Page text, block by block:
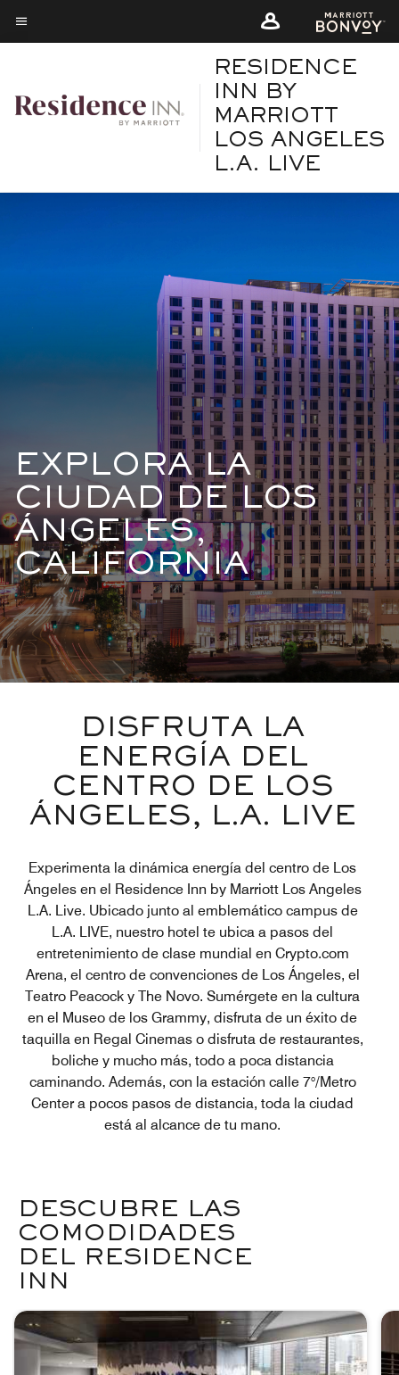
Skip
toTexto del menú
RESIDENCE
INN BY
MARRIOTT
LOS ANGELES
L.A. LIVE
EXPLORA LA
CIUDAD DE LOS
ÁNGELES,
CALIFORNIA
DISFRUTA LA
ENERGÍA DEL
CENTRO DE LOS
ÁNGELES, L.A. LIVE
Experimenta la dinámica energía del centro de Los
Ángeles en el Residence Inn by Marriott Los Angeles
L.A. Live. Ubicado junto al emblemático campus de
L.A. LIVE, nuestro hotel te ubica a pasos del
entretenimiento de clase mundial en Crypto.com
Arena, el centro de convenciones de Los Ángeles, el
Teatro Peacock y The Novo. Sumérgete en la cultura
en el Museo de los Grammy, disfruta de un éxito de
taquilla en Regal Cinemas o disfruta de restaurantes,
boliche y mucho más, todo a poca distancia
caminando. Además, con la estación calle 7°/Metro
Center a pocos pasos de distancia, toda la ciudad
está al alcance de tu mano.
DESCUBRE LAS
COMODIDADES
DEL RESIDENCE
INN
saltar Descubre las comodidades del Residence Inn carrusel
con 6 cartas.